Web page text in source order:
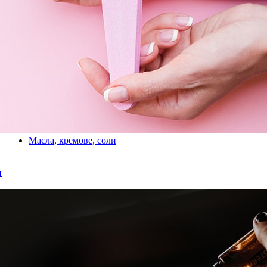
Масла, кремове, соли